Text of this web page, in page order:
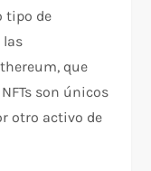
tipo de
las
que
son únicos
otro activo de